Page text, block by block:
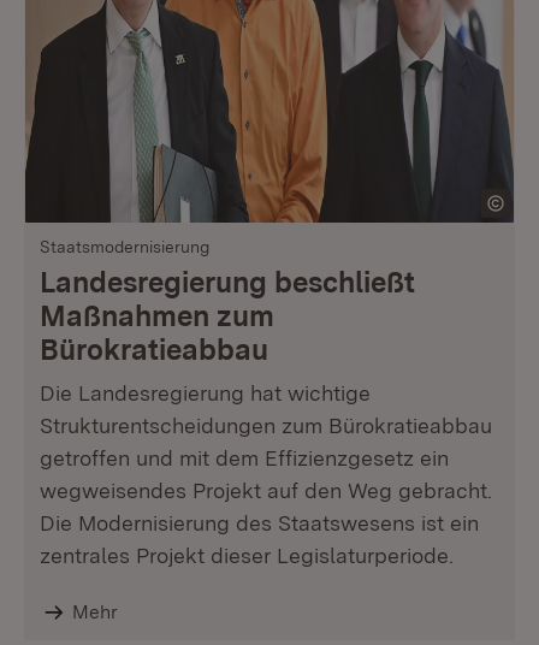
Staatsmodernisierung
Landesregierung beschließt
Maßnahmen zum
Bürokratieabbau
Die Landesregierung hat wichtige
Strukturentscheidungen zum Bürokratieabbau
getroffen und mit dem Effizienzgesetz ein
wegweisendes Projekt auf den Weg gebracht.
Die Modernisierung des Staatswesens ist ein
zentrales Projekt dieser Legislaturperiode.
Mehr